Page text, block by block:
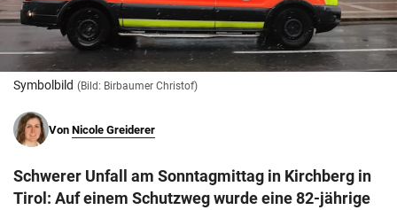
© Krone Multimedia GmbH & Co KG 2026
Muthgasse 2, 1190 Wien
Symbolbild (Bild: Birbaumer Christof)
Von Nicole Greiderer
Schwerer Unfall am Sonntagmittag in Kirchberg in
Tirol: Auf einem Schutzweg wurde eine 82-jährige